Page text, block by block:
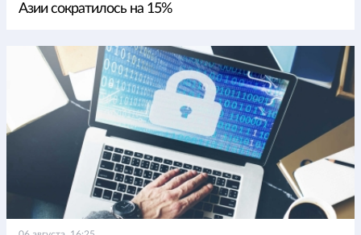
Азии сократилось на 15%